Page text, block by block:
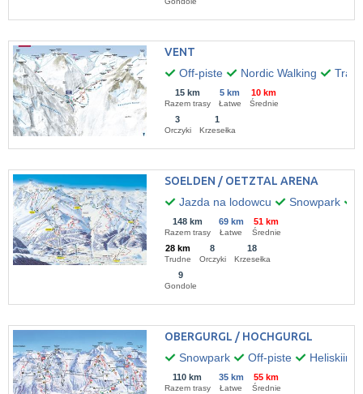
VENT
Off-piste
Nordic Walking
15 km
Razem trasy
5 km
Łatwe
10 km
Średnie
3
Orczyki
1
Krzesełka
SOELDEN / OETZTAL ARENA
Jazda na lodowcu
Snowpark
148 km
Razem trasy
69 km
Łatwe
51 km
Średnie
28 km
Trudne
8
Orczyki
18
Krzesełka
9
Gondole
OBERGURGL / HOCHGURGL
Snowpark
Off-piste Heliskiing
110 km
Razem trasy
35 km
Łatwe
55 km
Średnie